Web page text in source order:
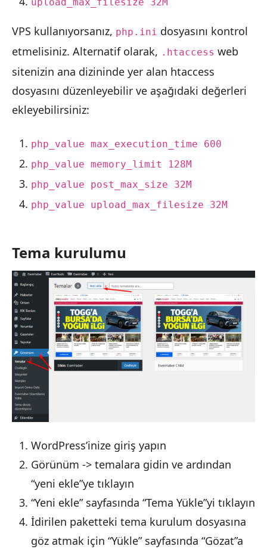
upload_max_filesize 32M
VPS kullanıyorsanız, php.ini dosyasını kontrol
etmelisiniz. Alternatif olarak, .htaccess web
sitenizin ana dizininde yer alan htaccess
dosyasını düzenleyebilir ve aşağıdaki değerleri
ekleyebilirsiniz:
php_value max_execution_time 600
php_value memory_limit 128M
php_value post_max_size 32M
php_value upload_max_filesize 32M
Tema kurulumu
WordPress’inize giriş yapın
Görünüm -> temalara gidin ve ardından
“yeni ekle”ye tıklayın
“Yeni ekle” sayfasında “Tema Yükle”yi tıklayın
İdirilen paketteki tema kurulum dosyasına
göz atmak için “Yükle” sayfasında “Gözat”a